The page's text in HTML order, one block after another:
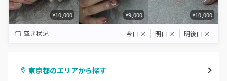
¥10,000 ¥9,000 ¥10,000
空き状況 今日 × 明日 × 明後日 ×
東京都のエリアから探す